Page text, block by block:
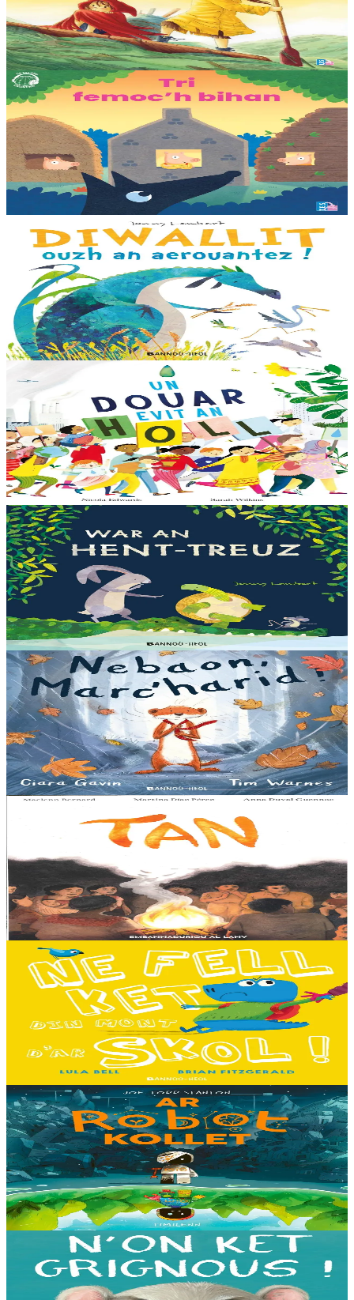
La mer est devenue une immense décharge dépourvue de vie sous-
marine. Deux soeurs survivent sur une île de plastique, au milieu des
déchets. Mais un évènement...
En stock25,00 €
3 ans et plus
TES
Les trois petits cochons
Il était une fois trois joyeux petits cochons qui vivaient avec leurs
parents. Il était temps pour chacun d’avoir sa propre maison ! Cette
collection propose...
12,00 €
Bannoù-heol
Look out, it's a Dragon!
Eflammez la dragonne est en quête d'une nouvelle maison. Mais
quand elle trouve la forêt parfaite, elle n'est pas la bienvenue...
"Ouste ! On ne veut pas de...
En stock13,00 €
Bannoù-heol
Like the Ocean We Rise
Notre planète est immense et magnifique, mais elle a besoin de notre
aide – elle a besoin de moi, elle a besoin de vous. Cet album illustré,
qui arrive à point...
En stock
13,00 €
3 ans et plus
Bannoù-heol
Let's all creep through crocodile creek
Qui sait quelles bêtes rôdent dans les marais quand la nuit tombe...
Pas les crocodiles en tout cas, Souris en est persuadée ! Ses amis ont
un doute : à quoi ça...
En stock13,00 €
3 ans et plus
Bannoù-heol
A little bit worried
Pris dans une violente tempête, Marc'harid construit une forteresse
pour s'y réfugier. Mais elle y rencontre Lagadeg, qui adore jouer
dans le vent et patauger sous la pluie....
En stock13,00 €
8 ans et plus
Tout en haut des vertes collines, là où les montagnes se couvrent du
brouillard des matinées feutrées, est perché le petit village maya de
Sakamch'en....
En stock11,00 €
3 ans et plus
Bannoù-heol
I don't want to go to school!
C'est le premier jour d'école des Souris et des Dinosaures. Ils n'ont
pas envie d'y aller. Mais quand les cours commencent, une très
grande surprise les attend…...
13,00 €
8 ans et plus
Timilenn
The Lost Robot
Au cœur d’une décharge, un petit robot brisé s’éveille. Il ne se
souvient plus d’où il vient ni depuis combien de temps il est là, mais
il sait qu’il n’est pas à sa place....
En stock 14,00 €
Bannoù-heol
I'm not grumpy!